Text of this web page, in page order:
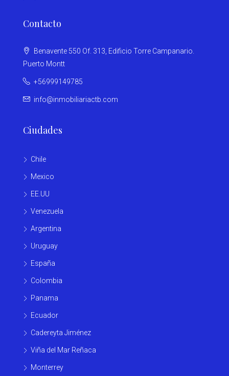
Contacto
Benavente 550 Of. 313, Edificio Torre Campanario.
Puerto Montt
+56999149785
info@inmobiliariactb.com
Ciudades
Chile
Mexico
EE.UU
Venezuela
Argentina
Uruguay
España
Colombia
Panama
Ecuador
Cadereyta Jiménez
Viña del Mar Reñaca
Monterrey